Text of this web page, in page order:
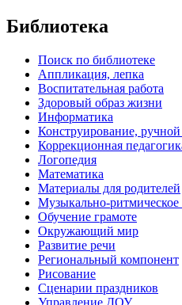
Библиотека
Поиск по библиотеке
Аппликация, лепка
Воспитательная работа
Здоровый образ жизни
Информатика
Конструирование, ручной
Коррекционная
Логопедия
Математика
Материалы для родителей
Музыкально-ритмическое
Обучение грамоте
Окружающий мир
Развитие речи
Региональный компонент
Рисование
Сценарии праздников
Управление ДОУ